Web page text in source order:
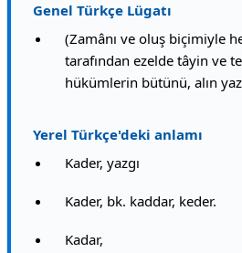
Genel Türkçe Lügatı
(Zamânı ve oluş biçimiyle
tarafından ezelde tâyin ve
hükümlerin bütünü, alın
Yerel Türkçe'deki anlamı
Kader, yazgı
Kader, bk. kaddar, keder.
Kadar,